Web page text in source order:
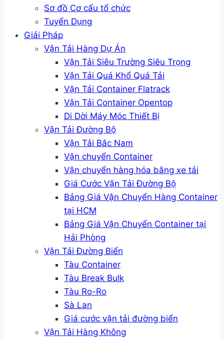
Sơ đồ Cơ cấu tổ chức
Tuyển Dụng
Giải Pháp
Vận Tải Hàng Dự Án
Vận Tải Siêu Trường Siêu Trọng
Vận Tải Quá Khổ Quá Tải
Vận Tải Container Flatrack
Vận Tải Container Opentop
Di Dời Máy Móc Thiết Bị
Vận Tải Đường Bộ
Vận Tải Bắc Nam
Vận chuyển Container
Vận chuyển hàng hóa bằng xe tải
Giá Cước Vận Tải Đường Bộ
Bảng Giá Vận Chuyển Hàng Container
tại HCM
Bảng Giá Vận Chuyển Container tại
Hải Phòng
Vận Tải Đường Biển
Tàu Container
Tàu Break Bulk
Tàu Ro-Ro
Sà Lan
Giá cước vận tải đường biển
Vận Tải Hàng Không